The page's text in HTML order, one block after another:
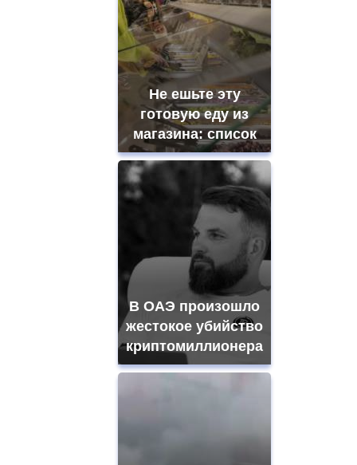
Не ешьте эту
готовую еду из
магазина: список
В ОАЭ произошло
жестокое убийство
криптомиллионера